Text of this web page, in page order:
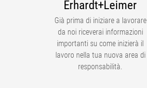
Erhardt+Leimer
Già prima di iniziare a lavorare
da noi riceverai informazioni
importanti su come inizierà il
lavoro nella tua nuova area di
responsabilità.